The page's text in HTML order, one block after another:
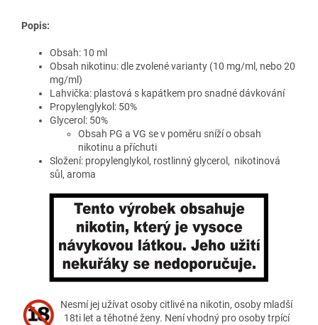
Popis:
Obsah: 10 ml
Obsah nikotinu: dle zvolené varianty (10 mg/ml, nebo 20
mg/ml)
Lahvička: plastová s kapátkem pro snadné dávkování
Propylenglykol: 50%
Glycerol: 50%
Obsah PG a VG se v poměru sníží o obsah
nikotinu a příchuti
Složení: propylenglykol, rostlinný glycerol, nikotinová
sůl, aroma
Nesmí jej užívat osoby citlivé na nikotin, osoby mladší
18ti let a těhotné ženy. Není vhodný pro osoby trpící